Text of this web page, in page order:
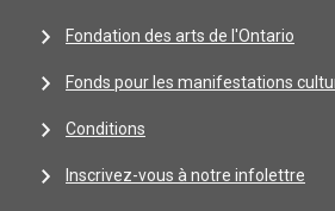
Fondation des arts de l'Ontario
Fonds pour les manifestations
Conditions
Inscrivez-vous à notre infolettre